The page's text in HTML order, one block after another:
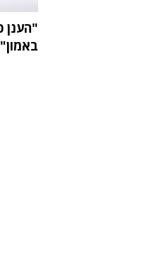
"הענן
באמון"